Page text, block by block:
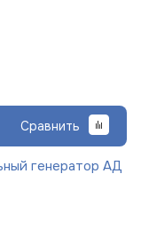
Сравнить
генератор АД